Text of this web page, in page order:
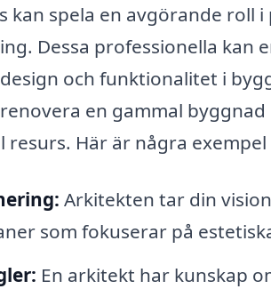
kan spela en avgörande
Dessa professionella kan
och funktionalitet i
en gammal
Här är några
Arkitekten tar din
som fokuserar på
En arkitekt har kunskap